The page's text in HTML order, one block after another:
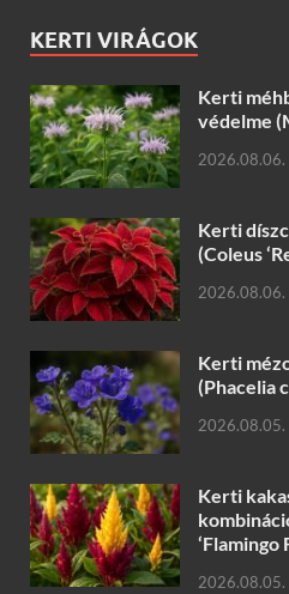
KERTI VIRÁGOK
Kerti
védelme
2026.08.06.
Kerti
(Coleus
2026.08.06.
Kerti
(Phacelia
2026.08.05.
Kerti
‘Flamingo
2026.08.05.